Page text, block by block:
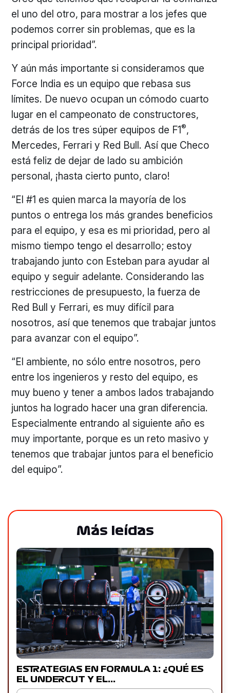
el uno del otro, para mostrar a los jefes que
podemos correr sin problemas, que es la
principal prioridad”.
Y aún más importante si consideramos que
Force India es un equipo que rebasa sus
límites. De nuevo ocupan un cómodo cuarto
lugar en el campeonato de constructores,
detrás de los tres súper equipos de F1®,
Mercedes, Ferrari y Red Bull. Así que Checo
está feliz de dejar de lado su ambición
personal, ¡hasta cierto punto, claro!
“El #1 es quien marca la mayoría de los
puntos o entrega los más grandes beneficios
para el equipo, y esa es mi prioridad, pero al
mismo tiempo tengo el desarrollo; estoy
trabajando junto con Esteban para ayudar al
equipo y seguir adelante. Considerando las
restricciones de presupuesto, la fuerza de
Red Bull y Ferrari, es muy difícil para
nosotros, así que tenemos que trabajar juntos
para avanzar con el equipo”.
“El ambiente, no sólo entre nosotros, pero
entre los ingenieros y resto del equipo, es
muy bueno y tener a ambos lados trabajando
juntos ha logrado hacer una gran diferencia.
Especialmente entrando al siguiente año es
muy importante, porque es un reto masivo y
tenemos que trabajar juntos para el beneficio
del equipo”.
Más leídas
ESTRATEGIAS EN FORMULA 1: ¿QUÉ ES
EL UNDERCUT Y EL…